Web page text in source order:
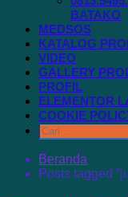
BATAKO
MEDSOS
KATALOG
VIDEO
GALLERY
PROFIL
ELEMENTOR
COOKIE
Cari
untuk:
Beranda
Posts tagged